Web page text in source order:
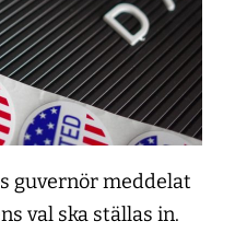
guvernör meddelat
val ska ställas in.